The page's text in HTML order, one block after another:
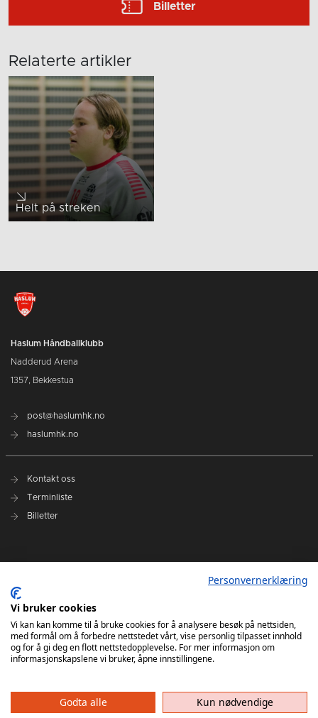
Billetter
Relaterte artikler
Helt på streken
Haslum Håndballklubb
Nadderud Arena
1357, Bekkestua
post@haslumhk.no
haslumhk.no
Kontakt oss
Terminliste
Billetter
Ansvarlig redaktør: Tore Solberg
Haslum HK har ikke ansvar for innhold på eksterne nettsider som det lenkes til. Kopiering
av materiale fra Haslum HK for bruk annet sted er ikke tillatt uten avtale.
Personvernerklæring
Vi bruker cookies
Vi kan kan komme til å bruke cookies for å analysere besøk på nettsiden,
med formål om å forbedre nettstedet vårt, vise personlig tilpasset innhold
og for å gi deg en flott nettstedopplevelse. For mer informasjon om
informasjonskapslene vi bruker, åpne innstillingene.
Godta alle Kun nødvendige